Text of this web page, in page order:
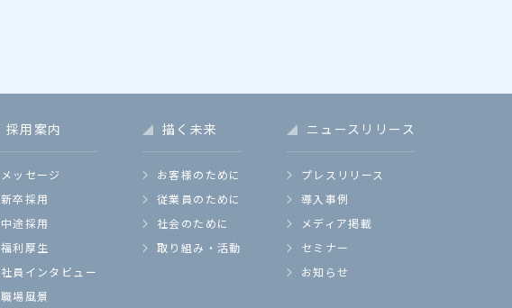
採用案内
メッセージ
新卒採用
中途採用
福利厚生
社員インタビュー
職場風景
描く未来
お客様のために
従業員のために
社会のために
取り組み・活動
ニュースリリース
プレスリリース
導入事例
メディア掲載
セミナー
お知らせ